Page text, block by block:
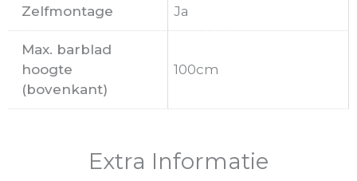
Zelfmontage Ja
Max. barblad
hoogte
(bovenkant)
100cm
Extra Informatie